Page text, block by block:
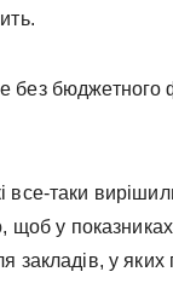
бюджетного
таки
у
закладів, у